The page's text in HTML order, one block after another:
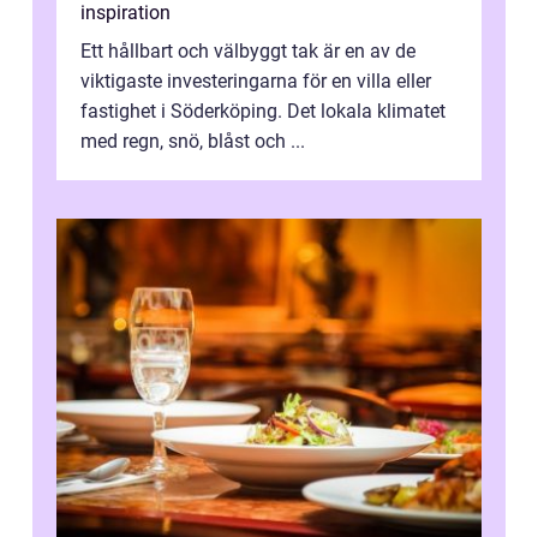
inspiration
Ett hållbart och välbyggt tak är en av de
viktigaste investeringarna för en villa eller
fastighet i Söderköping. Det lokala klimatet
med regn, snö, blåst och ...